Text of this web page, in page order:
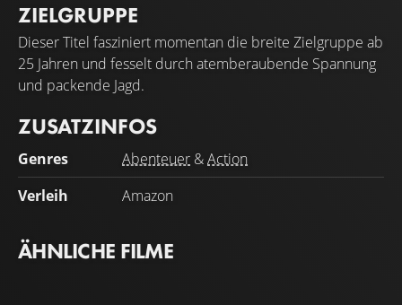
ZIELGRUPPE
Dieser Titel fasziniert momentan die breite Zielgruppe ab
25 Jahren und fesselt durch atemberaubende Spannung
und packende Jagd.
ZUSATZINFOS
Genres Abenteuer &Action
Verleih
Amazon
ÄHNLICHE FILME